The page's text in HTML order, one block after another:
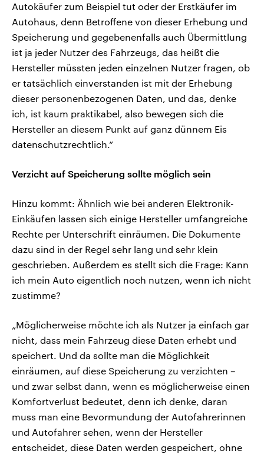
Autokäufer zum Beispiel tut oder der Erstkäufer im
Autohaus, denn Betroffene von dieser Erhebung und
Speicherung und gegebenenfalls auch Übermittlung
ist ja jeder Nutzer des Fahrzeugs, das heißt die
Hersteller müssten jeden einzelnen Nutzer fragen, ob
er tatsächlich einverstanden ist mit der Erhebung
dieser personenbezogenen Daten, und das, denke
ich, ist kaum praktikabel, also bewegen sich die
Hersteller an diesem Punkt auf ganz dünnem Eis
datenschutzrechtlich.“
Verzicht auf Speicherung sollte möglich sein
Hinzu kommt: Ähnlich wie bei anderen Elektronik-
Einkäufen lassen sich einige Hersteller umfangreiche
Rechte per Unterschrift einräumen. Die Dokumente
dazu sind in der Regel sehr lang und sehr klein
geschrieben. Außerdem es stellt sich die Frage: Kann
ich mein Auto eigentlich noch nutzen, wenn ich nicht
zustimme?
„Möglicherweise möchte ich als Nutzer ja einfach gar
nicht, dass mein Fahrzeug diese Daten erhebt und
speichert. Und da sollte man die Möglichkeit
einräumen, auf diese Speicherung zu verzichten –
und zwar selbst dann, wenn es möglicherweise einen
Komfortverlust bedeutet, denn ich denke, daran
muss man eine Bevormundung der Autofahrerinnen
und Autofahrer sehen, wenn der Hersteller
entscheidet, diese Daten werden gespeichert, ohne